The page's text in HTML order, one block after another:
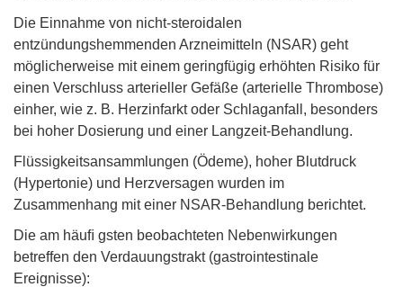
Die Einnahme von nicht-steroidalen
entzündungshemmenden Arzneimitteln (NSAR) geht
möglicherweise mit einem geringfügig erhöhten Risiko für
einen Verschluss arterieller Gefäße (arterielle Thrombose)
einher, wie z. B. Herzinfarkt oder Schlaganfall, besonders
bei hoher Dosierung und einer Langzeit-Behandlung.
Flüssigkeitsansammlungen (Ödeme), hoher Blutdruck
(Hypertonie) und Herzversagen wurden im
Zusammenhang mit einer NSAR-Behandlung berichtet.
Die am häuﬁ gsten beobachteten Nebenwirkungen
betreffen den Verdauungstrakt (gastrointestinale
Ereignisse):